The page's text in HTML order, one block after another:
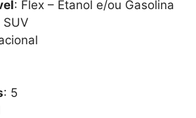
: Flex – Etanol e/ou Gasolina
SUV
: 5